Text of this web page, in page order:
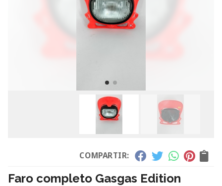
COMPARTIR:
Faro completo Gasgas Edition